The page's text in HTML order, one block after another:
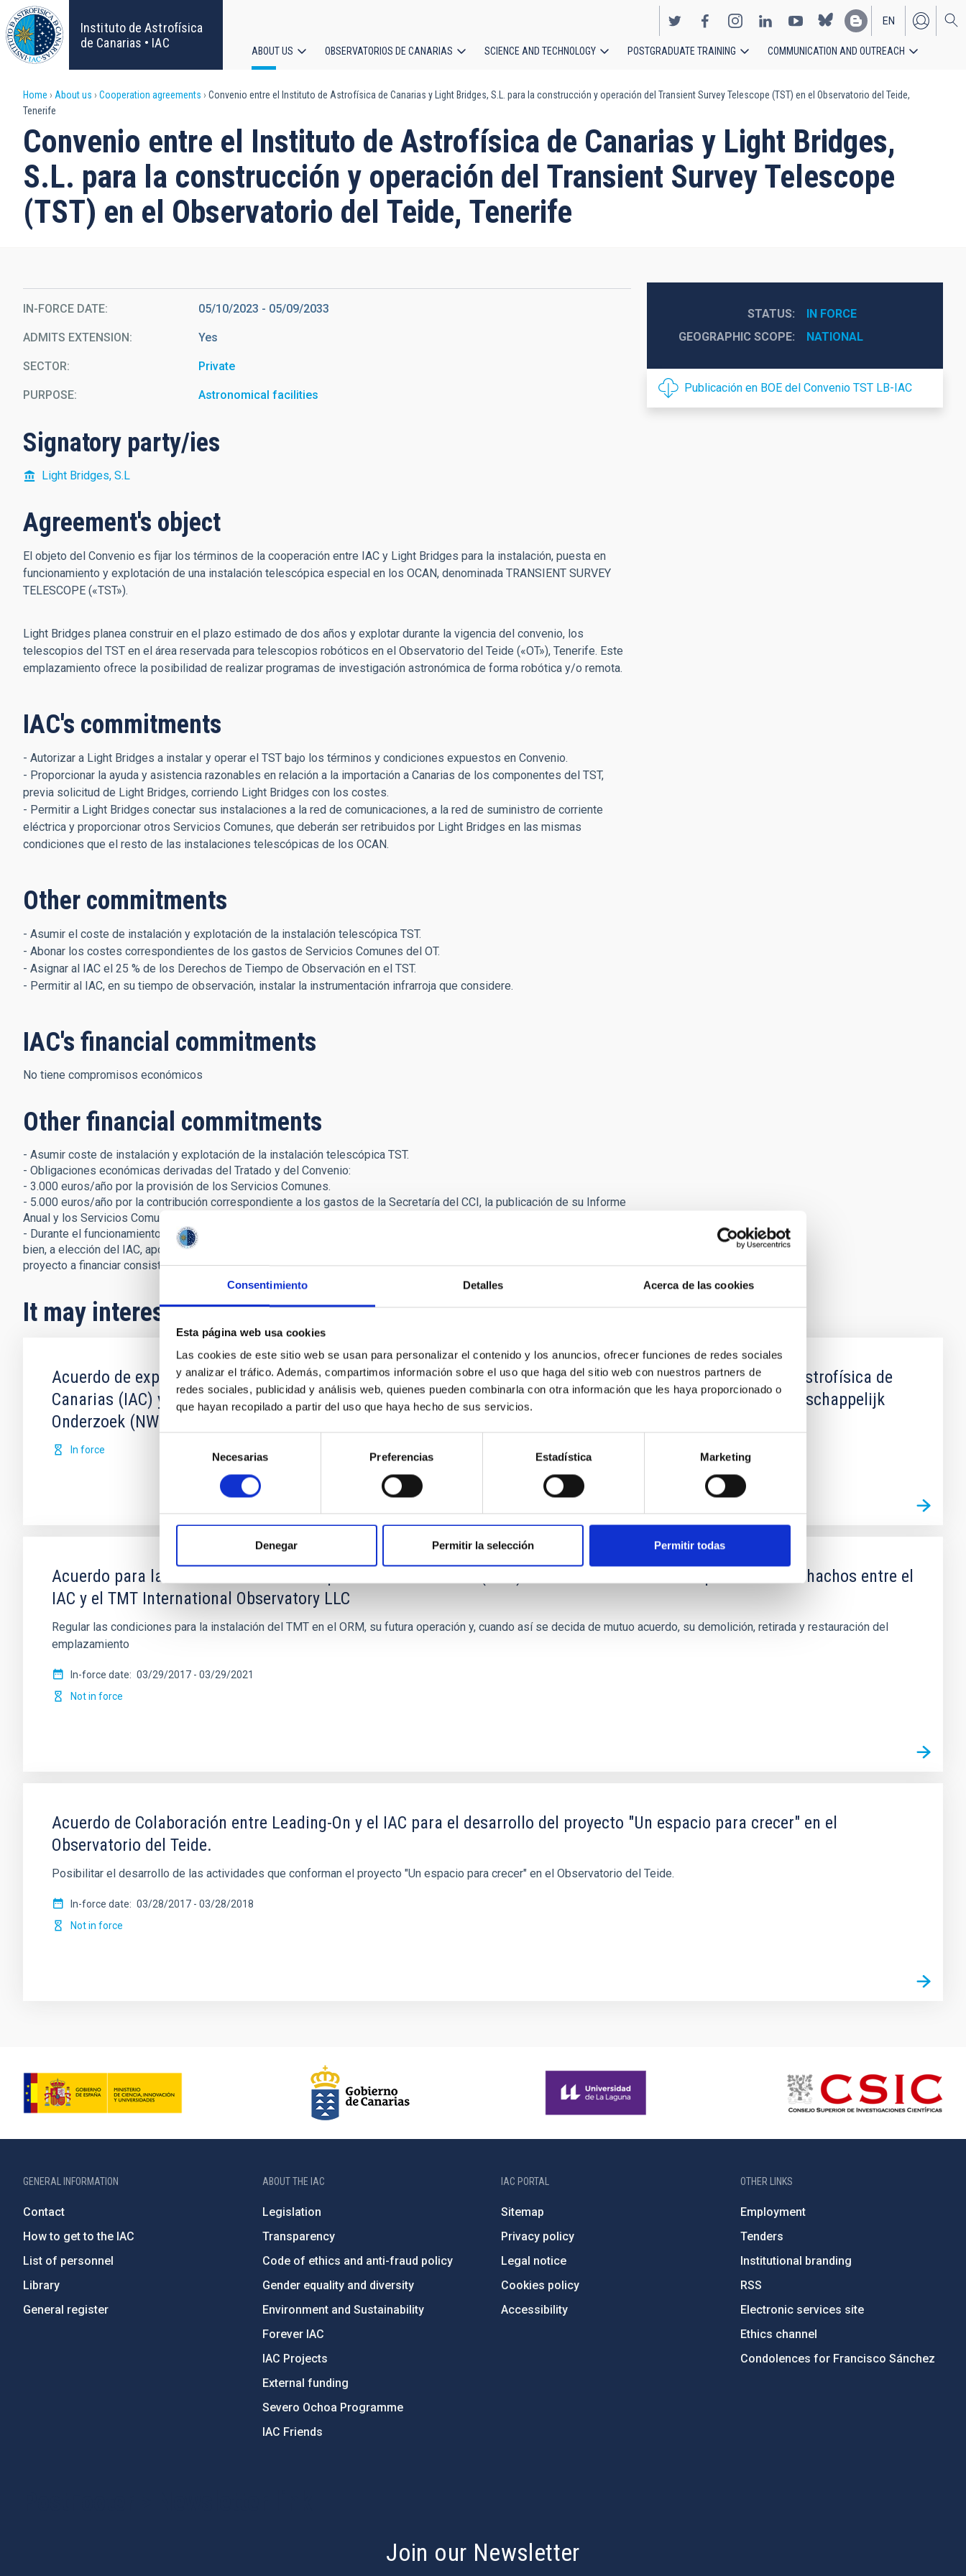
Consentimiento Detalles Acerca de las cookies
Esta página web usa cookies
Las cookies de este sitio web se usan para personalizar el contenido y los anuncios, ofrecer funciones de redes sociales
y analizar el tráfico. Además, compartimos información sobre el uso que haga del sitio web con nuestros partners de
redes sociales, publicidad y análisis web, quienes pueden combinarla con otra información que les haya proporcionado o
que hayan recopilado a partir del uso que haya hecho de sus servicios.
consentimiento
Necesarias Preferencias Estadística Marketing
Denegar Permitir la selección Permitir todas
Skip
to
main
content
Instituto de Astrofísica
de Canarias • IAC
EN
ES
Main
ABOUT US OBSERVATORIOS DE CANARIAS SCIENCE AND TECHNOLOGY POSTGRADUATE TRAINING COMMUNICATION AND OUTREACH
Breadcrumb
Home About us Cooperation agreements
Convenio entre el Instituto de Astrofísica de Canarias y Light Bridges, S.L. para la construcción y operación del Transient Survey Telescope (TST) en el Observatorio del Teide,
Tenerife
Convenio entre el Instituto de Astrofísica de Canarias y Light Bridges,
S.L. para la construcción y operación del Transient Survey Telescope
(TST) en el Observatorio del Teide, Tenerife
IN-FORCE DATE 05/10/2023 - 05/09/2033
ADMITS EXTENSION Yes
SECTOR Private
PURPOSE Astronomical facilities
Signatory party/ies
Light Bridges, S.L
Agreement's object
El objeto del Convenio es fijar los términos de la cooperación entre IAC y Light Bridges para la instalación, puesta en
funcionamiento y explotación de una instalación telescópica especial en los OCAN, denominada TRANSIENT SURVEY
TELESCOPE («TST»).
Light Bridges planea construir en el plazo estimado de dos años y explotar durante la vigencia del convenio, los
telescopios del TST en el área reservada para telescopios robóticos en el Observatorio del Teide («OT»), Tenerife. Este
emplazamiento ofrece la posibilidad de realizar programas de investigación astronómica de forma robótica y/o remota.
IAC's commitments
- Autorizar a Light Bridges a instalar y operar el TST bajo los términos y condiciones expuestos en Convenio.
- Proporcionar la ayuda y asistencia razonables en relación a la importación a Canarias de los componentes del TST,
previa solicitud de Light Bridges, corriendo Light Bridges con los costes.
- Permitir a Light Bridges conectar sus instalaciones a la red de comunicaciones, a la red de suministro de corriente
eléctrica y proporcionar otros Servicios Comunes, que deberán ser retribuidos por Light Bridges en las mismas
condiciones que el resto de las instalaciones telescópicas de los OCAN.
Other commitments
- Asumir el coste de instalación y explotación de la instalación telescópica TST.
- Abonar los costes correspondientes de los gastos de Servicios Comunes del OT.
- Asignar al IAC el 25 % de los Derechos de Tiempo de Observación en el TST.
- Permitir al IAC, en su tiempo de observación, instalar la instrumentación infrarroja que considere.
IAC's financial commitments
No tiene compromisos económicos
Other financial commitments
- Asumir coste de instalación y explotación de la instalación telescópica TST.
- Obligaciones económicas derivadas del Tratado y del Convenio:
- 3.000 euros/año por la provisión de los Servicios Comunes.
- 5.000 euros/año por la contribución correspondiente a los gastos de la Secretaría del CCI, la publicación de su Informe
Anual y los Servicios Comunes no diferenciados del OT.
- Durante el funcionamiento de TST, financiar un proyecto conjunto de investigación con el límite de 50.000 euros/año o
bien, a elección del IAC, aportar 5.000 euros/año por la instalación telescópica en el Observatorio del Teide. El primer
proyecto a financiar consistirá en el desarrollo de un instrumento infrarrojo.
STATUS
IN FORCE
GEOGRAPHIC SCOPE
NATIONAL
Publicación en BOE del Convenio TST LB-IAC
It may interest you
Acuerdo de explotación científica de los telescopios William Herschel e Isaac Newton entre el Instituto de Astrofísica de
Canarias (IAC) y Science and Technology Facilities Council (STFC) y la Nederlandese Organisatie voor Wetenschappelijk
Onderzoek (NWO)
In force
Acuerdo para la instalación del Telescopio de Treinta Metros (TMT) en el Observatorio del Roque de los Muchachos entre el
IAC y el TMT International Observatory LLC
Regular las condiciones para la instalación del TMT en el ORM, su futura operación y, cuando así se decida de mutuo acuerdo, su demolición, retirada y restauración del
emplazamiento
In-force date 03/29/2017 - 03/29/2021
Not in force
Acuerdo de Colaboración entre Leading-On y el IAC para el desarrollo del proyecto "Un espacio para crecer" en el
Observatorio del Teide.
Posibilitar el desarrollo de las actividades que conforman el proyecto "Un espacio para crecer" en el Observatorio del Teide.
In-force date 03/28/2017 - 03/28/2018
Not in force
GENERAL INFORMATION
Contact
How to get to the IAC
List of personnel
Library
General register
ABOUT THE IAC
Legislation
Transparency
Code of ethics and anti-fraud policy
Gender equality and diversity
Environment and Sustainability
Forever IAC
IAC Projects
External funding
Severo Ochoa Programme
IAC Friends
IAC PORTAL
Sitemap
Privacy policy
Legal notice
Cookies policy
Accessibility
OTHER LINKS
Employment
Tenders
Institutional branding
RSS
Electronic services site
Ethics channel
Condolences for Francisco Sánchez
Join our Newsletter